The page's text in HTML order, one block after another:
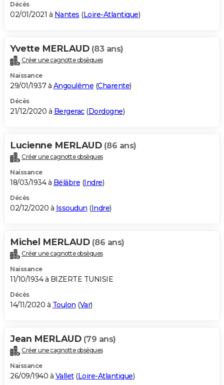
Décès
02/01/2021 à Nantes (Loire-Atlantique)
Yvette MERLAUD (83 ans)
Créer une cagnotte obsèques
Naissance
29/01/1937 à Angoulême (Charente)
Décès
21/12/2020 à Bergerac(Dordogne)
Lucienne MERLAUD (86 ans)
Créer une cagnotte obsèques
Naissance
18/03/1934 à Bélâbre (Indre)
Décès
02/12/2020 à Issoudun (Indre)
Michel MERLAUD (86 ans)
Créer une cagnotte obsèques
Naissance
11/10/1934 à BIZERTE TUNISIE
Décès
14/11/2020 à Toulon (Var)
Jean MERLAUD (79 ans)
Créer une cagnotte obsèques
Naissance
26/09/1940 à Vallet(Loire-Atlantique)